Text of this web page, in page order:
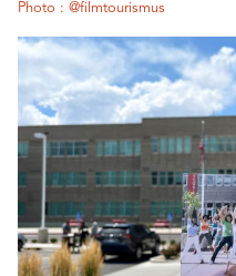
Photo : @filmtourismus